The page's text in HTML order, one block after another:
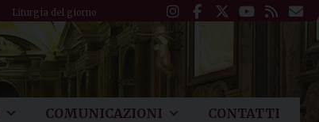
Liturgia del giorno
COMUNICAZIONI CONTATTI